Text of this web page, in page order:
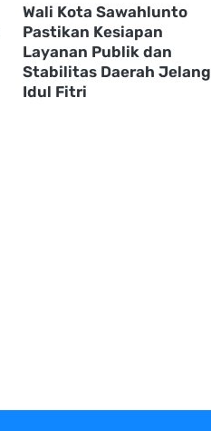
Wali Kota Sawahlunto
Pastikan Kesiapan
Layanan Publik dan
Stabilitas Daerah Jelang
Idul Fitri